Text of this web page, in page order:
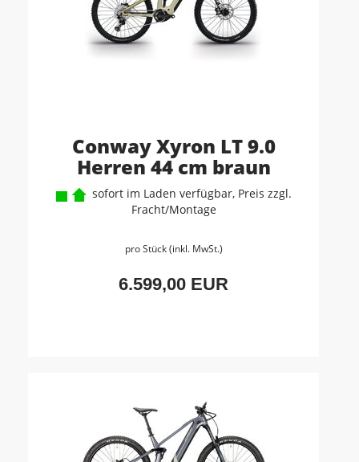
Conway Xyron LT 9.0
Herren 44 cm braun
sofort im Laden verfügbar, Preis zzgl.
Fracht/Montage
pro Stück (inkl. MwSt.)
6.599,00 EUR